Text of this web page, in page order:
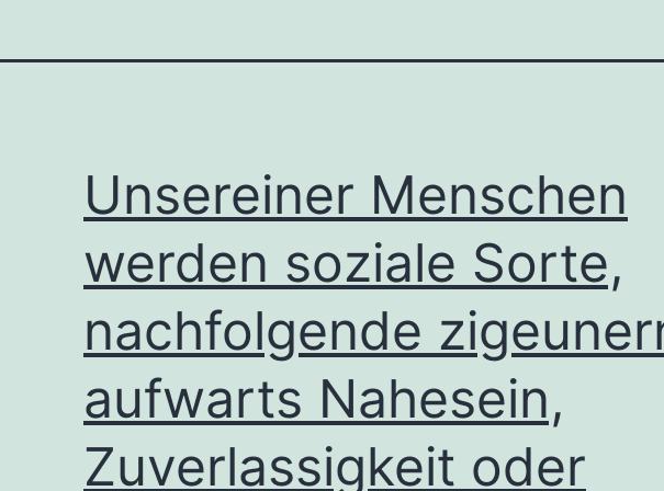
Unsereiner Menschen
werden soziale Sorte,
nachfolgende
aufwarts Nahesein,
Zuverlassigkeit oder